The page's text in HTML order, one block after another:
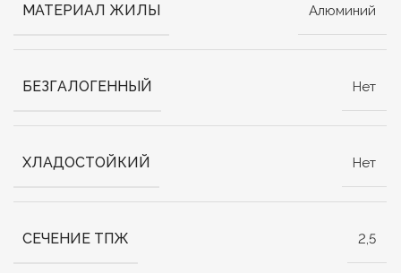
МАТЕРИАЛ ЖИЛЫ Алюминий
БЕЗГАЛОГЕННЫЙ Нет
ХЛАДОСТОЙКИЙ Нет
СЕЧЕНИЕ ТПЖ 2,5